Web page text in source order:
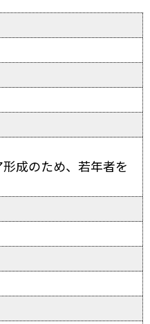
形成のため、若年者を